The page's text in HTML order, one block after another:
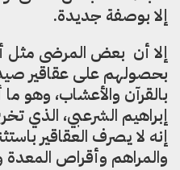
إلا بوصفة جديدة.
إلا أن بعض المرضى مثل
بحصولهم على عقاقير
بالقرآن والأعشاب، وهو
إبراهيم الشرعبي، الذي
إنه لا يصرف العقاقير
والمراهم وأقراص المعدة